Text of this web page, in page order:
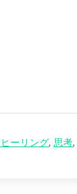
ーリング, 思考,